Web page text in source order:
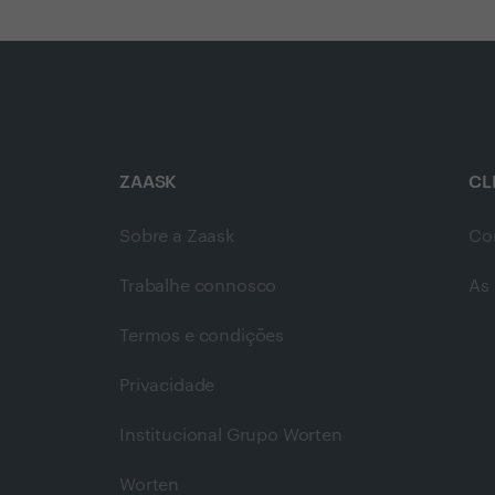
ZAASK
Sobre a Zaask
Trabalhe connosco
Termos e condições
Privacidade
Institucional Grupo Worten
Worten
As